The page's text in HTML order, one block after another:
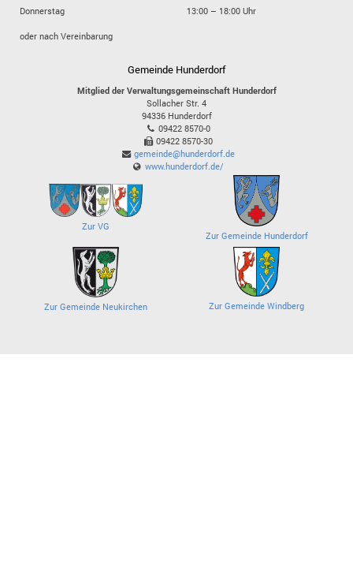
Donnerstag 13:00 – 18:00 Uhr
oder nach Vereinbarung
Gemeinde Hunderdorf
Mitglied der Verwaltungsgemeinschaft Hunderdorf
Sollacher Str. 4
94336 Hunderdorf
09422 8570-0
09422 8570-30
gemeinde@hunderdorf.de
www.hunderdorf.de/
Zur VG
Zur Gemeinde Hunderdorf
Zur Gemeinde Neukirchen Zur Gemeinde Windberg